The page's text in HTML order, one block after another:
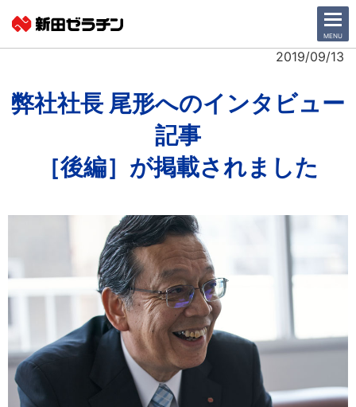
CLOSE
MENU
2019/09/13
弊社社長 尾形へのインタビュー
記事
［後編］が掲載されました
ニュース一覧
会社情報
サステナビリティ
IR情報
採用情報
日本語
アクセス